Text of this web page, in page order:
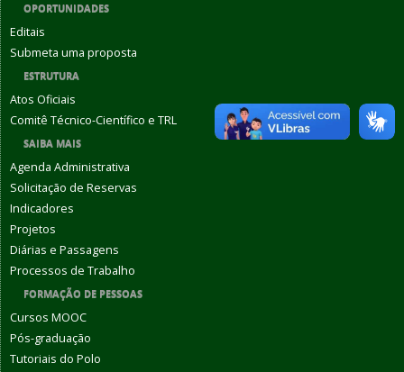
OPORTUNIDADES
Editais
Submeta uma proposta
ESTRUTURA
Atos Oficiais
Comitê Técnico-Científico e TRL
SAIBA MAIS
Agenda Administrativa
Solicitação de Reservas
Indicadores
Projetos
Diárias e Passagens
Processos de Trabalho
FORMAÇÃO DE PESSOAS
Cursos MOOC
Pós-graduação
Tutoriais do Polo